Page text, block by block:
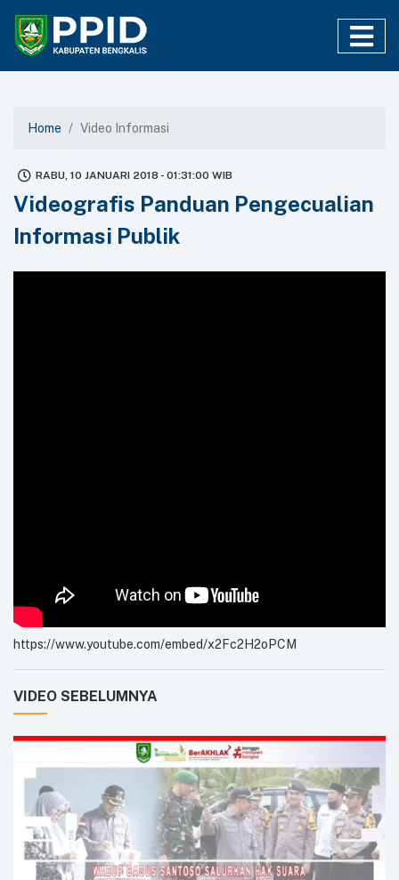
Home Video Informasi
RABU, 10 JANUARI 2018 - 01:31:00 WIB
Videografis Panduan Pengecualian
Informasi Publik
https://www.youtube.com/embed/x2Fc2H2oPCM
VIDEO SEBELUMNYA